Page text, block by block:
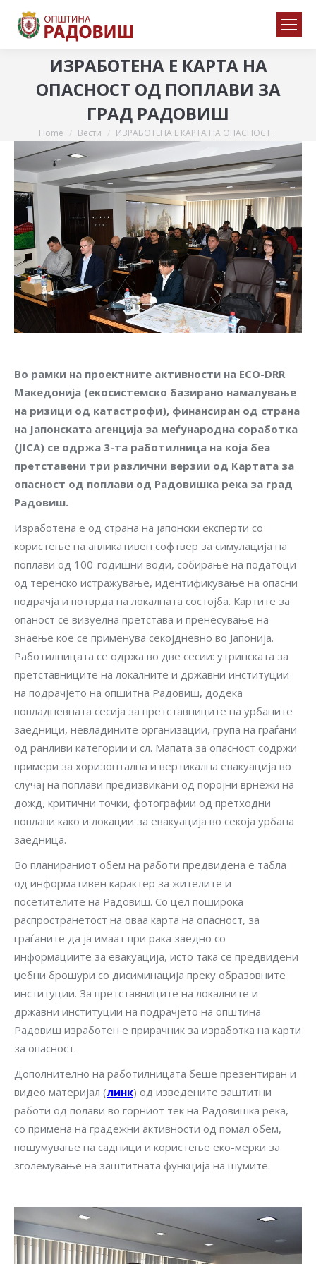
ИЗРАБОТЕНА Е КАРТА НА
ОПАСНОСТ ОД ПОПЛАВИ ЗА
ГРАД РАДОВИШ
You are here:
Home Вести ИЗРАБОТЕНА Е КАРТА НА ОПАСНОСТ…
Во рамки на проектните активности на ECO-DRR
Македонија (екосистемско базирано намалување
на ризици од катастрофи), финансиран од страна
на Јапонската агенција за меѓународна соработка
(JICA) се одржа 3-та работилница на која беа
претставени три различни верзии од Картата за
опасност од поплави од Радовишка река за град
Радовиш.
Изработена е од страна на јапонски експерти со
користење на апликативен софтвер за симулација на
поплави од 100-годишни води, собирање на податоци
од теренско истражување, идентификување на опасни
подрачја и потврда на локалната состојба. Картите за
опаност се визуелна претстава и пренесување на
знаење кое се применува секојдневно во Јапонија.
Работилницата се одржа во две сесии: утринската за
претставниците на локалните и државни институции
на подрачјето на опшитна Радовиш, додека
попладневната сесија за претставниците на урбаните
заедници, невладините организации, група на граѓани
од ранливи категории и сл. Мапата за опасност содржи
примери за хоризонтална и вертикална евакуација во
случај на поплави предизвикани од поројни врнежи на
дожд, критични точки, фотографии од претходни
поплави како и локации за евакуација во секоја урбана
заедница.
Во планираниот обем на работи предвидена е табла
од информативен карактер за жителите и
посетителите на Радовиш. Со цел поширока
распространетост на оваа карта на опасност, за
граѓаните да ја имаат при рака заедно со
информациите за евакуација, исто така се предвидени
џебни брошури со дисиминација преку образовните
институции. За претставниците на локалните и
државни институции на подрачјето на општина
Радовиш изработен е прирачник за изработка на карти
за опасност.
Дополнително на работилницата беше презентиран и
видео материјал (линк) од изведените заштитни
работи од полави во горниот тек на Радовишка река,
со примена на градежни активности од помал обем,
пошумување на садници и користење еко-мерки за
зголемување на заштитната функција на шумите.